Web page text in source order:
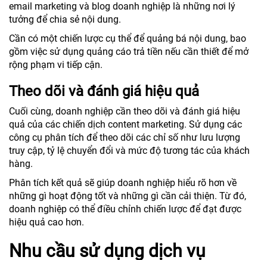
email marketing và blog doanh nghiệp là những nơi lý
tưởng để chia sẻ nội dung.
Cần có một chiến lược cụ thể để quảng bá nội dung, bao
gồm việc sử dụng quảng cáo trả tiền nếu cần thiết để mở
rộng phạm vi tiếp cận.
Theo dõi và đánh giá hiệu quả
Cuối cùng, doanh nghiệp cần theo dõi và đánh giá hiệu
quả của các chiến dịch content marketing. Sử dụng các
công cụ phân tích để theo dõi các chỉ số như lưu lượng
truy cập, tỷ lệ chuyển đổi và mức độ tương tác của khách
hàng.
Phân tích kết quả sẽ giúp doanh nghiệp hiểu rõ hơn về
những gì hoạt động tốt và những gì cần cải thiện. Từ đó,
doanh nghiệp có thể điều chỉnh chiến lược để đạt được
hiệu quả cao hơn.
Nhu cầu sử dụng dịch vụ